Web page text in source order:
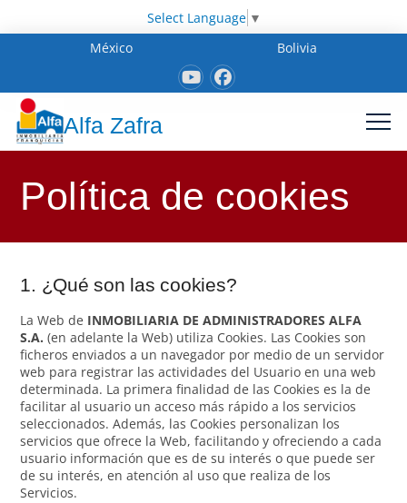
Select Language ▼
México
Bolivia
Alfa Zafra
Política de cookies
1. ¿Qué son las cookies?
La Web de INMOBILIARIA DE ADMINISTRADORES ALFA
S.A. (en adelante la Web) utiliza Cookies. Las Cookies son
ficheros enviados a un navegador por medio de un servidor
web para registrar las actividades del Usuario en una web
determinada. La primera finalidad de las Cookies es la de
facilitar al usuario un acceso más rápido a los servicios
seleccionados. Además, las Cookies personalizan los
servicios que ofrece la Web, facilitando y ofreciendo a cada
usuario información que es de su interés o que puede ser
de su interés, en atención al uso que realiza de los
Servicios.